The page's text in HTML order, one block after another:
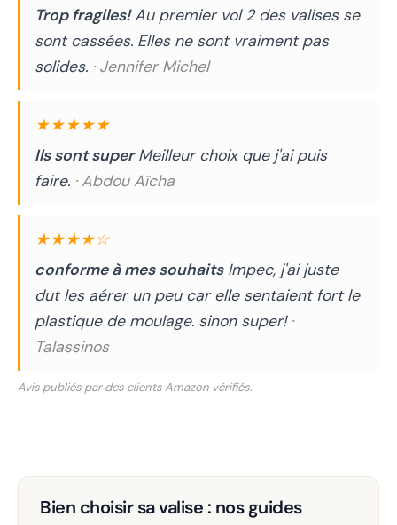
Trop fragiles!Au premier vol 2 des valises se
sont cassées. Elles ne sont vraiment pas
solides. · Jennifer Michel
★★★★★
Ils sont superMeilleur choix que j'ai puis
faire. · Abdou Aïcha
★★★★☆
conforme à mes souhaitsImpec, j'ai juste
dut les aérer un peu car elle sentaient fort le
plastique de moulage. sinon super! ·
Talassinos
Avis publiés par des clients Amazon vérifiés.
Bien choisir sa valise : nos guides